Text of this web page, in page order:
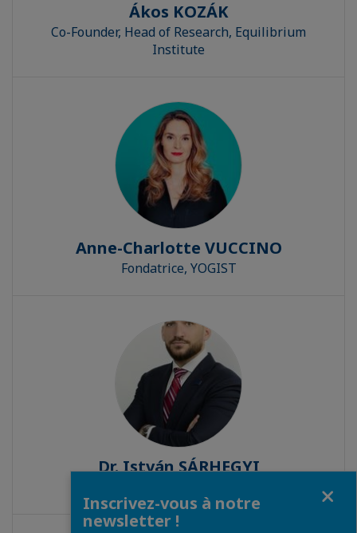
Ákos KOZÁK
Co-Founder, Head of Research, Equilibrium
Institute
Anne-Charlotte VUCCINO
Fondatrice, YOGIST
Dr. István SÁRHEGYI
Inscrivez-vous à notre
newsletter !